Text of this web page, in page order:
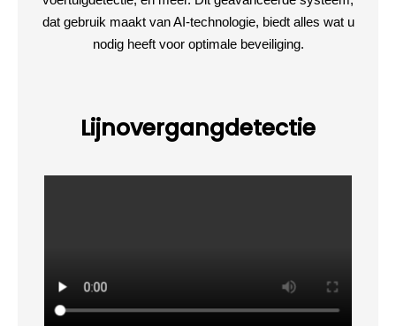
dat gebruik maakt van AI-technologie, biedt alles wat u
nodig heeft voor optimale beveiliging.
Lijnovergangdetectie